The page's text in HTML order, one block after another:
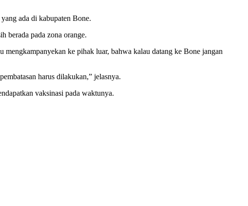
ada di kabupaten Bone.
berada pada zona orange.
mengkampanyekan ke pihak luar, bahwa kalau datang ke Bone jangan
harus dilakukan,” jelasnya.
vaksinasi pada waktunya.